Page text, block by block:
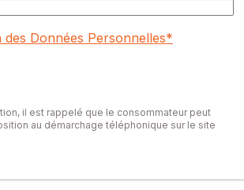
Données Personnelles*
il est rappelé que le consommateur peut
au démarchage téléphonique sur le site